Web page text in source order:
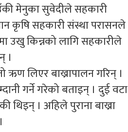
मेनुका सुवेदीले सहकारी
कृषि सहकारी संस्था परासनले
उखु किन्नको लागि सहकारीले
।
ऋण लिएर बाख्रापालन गरिन् ।
गर्ने गरेको बताइन् । दुई वटा
थिइन् । अहिले पुराना बाख्रा